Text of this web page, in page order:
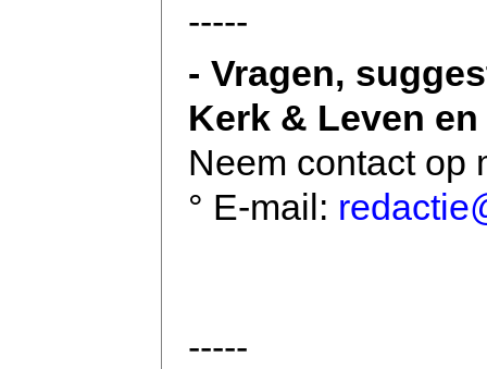
-----
- Vragen,
Kerk & Leven
Neem contact op
° E-mail:
-----